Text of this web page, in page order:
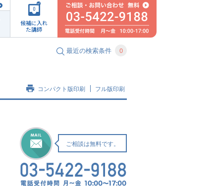
0
候補に入れ
た講師
最近の検索条件 0
コンパクト版印刷 フル版印刷
ご相談は無料です。